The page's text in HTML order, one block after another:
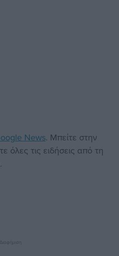
News. Μπείτε στην
όλες τις ειδήσεις από τη
Διαφήμιση